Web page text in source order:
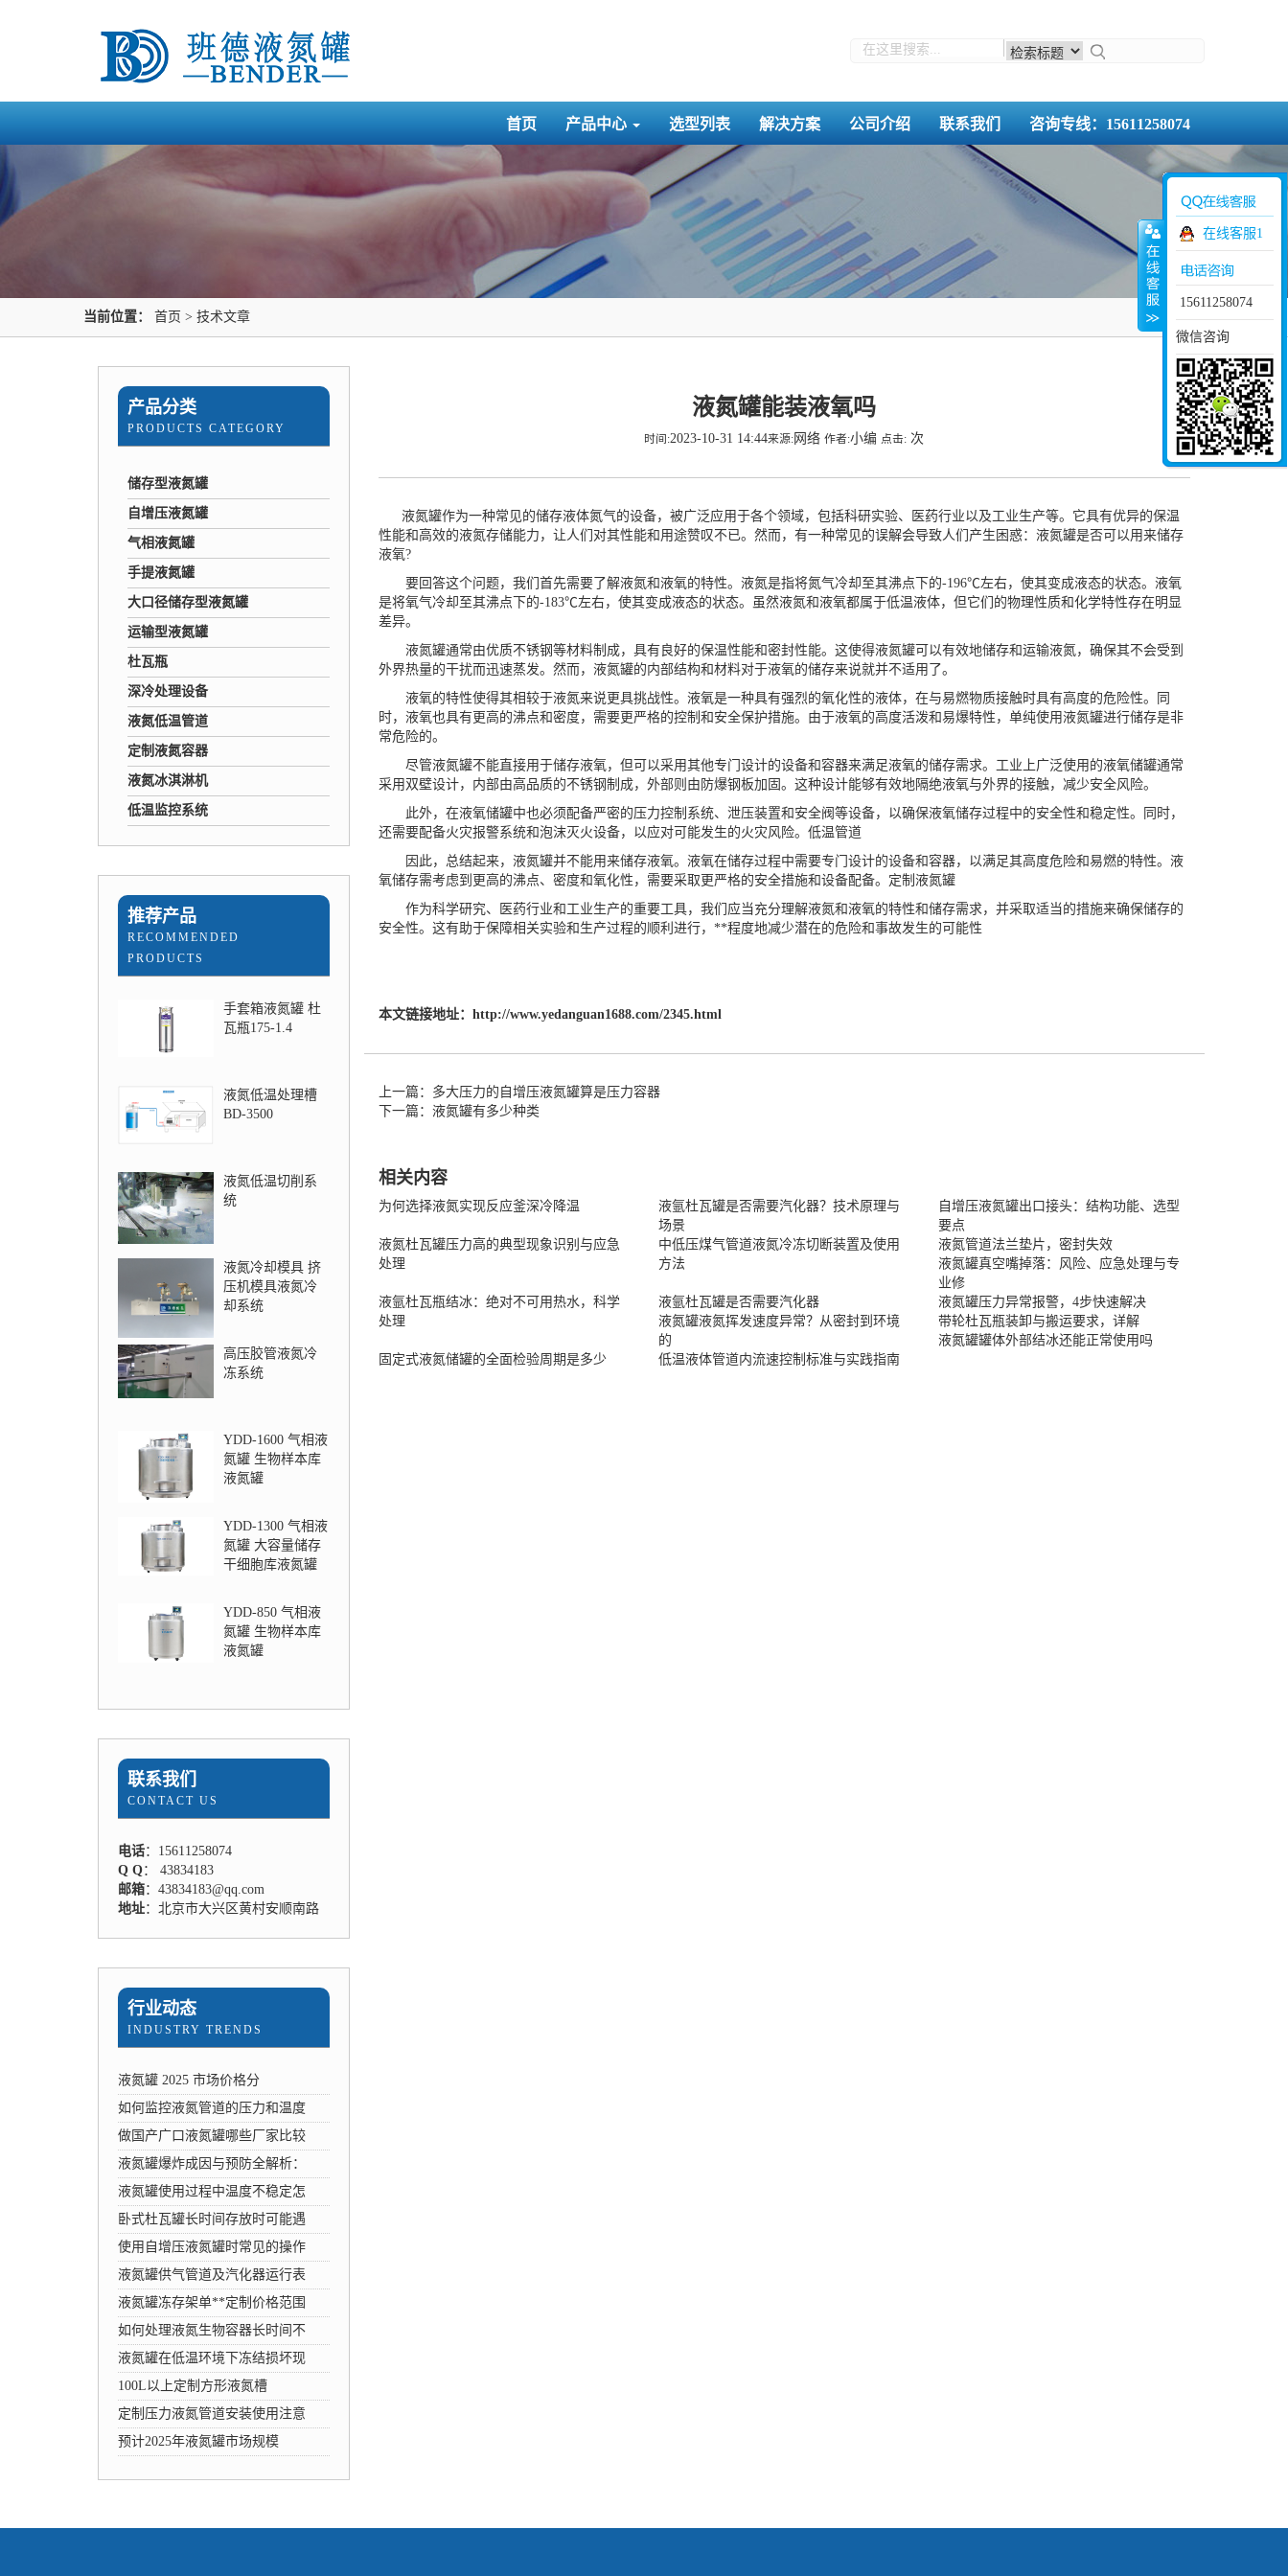
首页 产品中心 选型列表 解决方案 公司介绍 联系我们 咨询专线：15611258074
当前位置： 首页 > 技术文章
产品分类
PRODUCTS CATEGORY
储存型液氮罐
自增压液氮罐
气相液氮罐
手提液氮罐
大口径储存型液氮罐
运输型液氮罐
杜瓦瓶
深冷处理设备
液氮低温管道
定制液氮容器
液氮冰淇淋机
低温监控系统
推荐产品
RECOMMENDED
PRODUCTS
手套箱液氮罐 杜
瓦瓶175-1.4
液氮低温处理槽
BD-3500
液氮低温切削系
统
液氮冷却模具 挤
压机模具液氮冷
却系统
高压胶管液氮冷
冻系统
YDD-1600 气相液
氮罐 生物样本库
液氮罐
YDD-1300 气相液
氮罐 大容量储存
干细胞库液氮罐
YDD-850 气相液
氮罐 生物样本库
液氮罐
联系我们
CONTACT US
电话：15611258074
Q Q： 43834183
邮箱：43834183@qq.com
地址：北京市大兴区黄村安顺南路
行业动态
INDUSTRY TRENDS
液氮罐 2025 市场价格分
如何监控液氮管道的压力和温度
做国产广口液氮罐哪些厂家比较
液氮罐爆炸成因与预防全解析：
液氮罐使用过程中温度不稳定怎
卧式杜瓦罐长时间存放时可能遇
使用自增压液氮罐时常见的操作
液氮罐供气管道及汽化器运行表
液氮罐冻存架单**定制价格范围
如何处理液氮生物容器长时间不
液氮罐在低温环境下冻结损坏现
100L以上定制方形液氮槽
定制压力液氮管道安装使用注意
预计2025年液氮罐市场规模
液氮罐能装液氧吗
时间:2023-10-31 14:44来源:网络作者:小编 点击: 次
液氮罐作为一种常见的储存液体氮气的设备，被广泛应用于各个领域，包括科研实验、医药行业以及工业生产等。它具有优异的保温
性能和高效的液氮存储能力，让人们对其性能和用途赞叹不已。然而，有一种常见的误解会导致人们产生困惑：液氮罐是否可以用来储存
液氧?
要回答这个问题，我们首先需要了解液氮和液氧的特性。液氮是指将氮气冷却至其沸点下的-196℃左右，使其变成液态的状态。液氧
是将氧气冷却至其沸点下的-183℃左右，使其变成液态的状态。虽然液氮和液氧都属于低温液体，但它们的物理性质和化学特性存在明显
差异。
液氮罐通常由优质不锈钢等材料制成，具有良好的保温性能和密封性能。这使得液氮罐可以有效地储存和运输液氮，确保其不会受到
外界热量的干扰而迅速蒸发。然而，液氮罐的内部结构和材料对于液氧的储存来说就并不适用了。
液氧的特性使得其相较于液氮来说更具挑战性。液氧是一种具有强烈的氧化性的液体，在与易燃物质接触时具有高度的危险性。同
时，液氧也具有更高的沸点和密度，需要更严格的控制和安全保护措施。由于液氧的高度活泼和易爆特性，单纯使用液氮罐进行储存是非
常危险的。
尽管液氮罐不能直接用于储存液氧，但可以采用其他专门设计的设备和容器来满足液氧的储存需求。工业上广泛使用的液氧储罐通常
采用双壁设计，内部由高品质的不锈钢制成，外部则由防爆钢板加固。这种设计能够有效地隔绝液氧与外界的接触，减少安全风险。
此外，在液氧储罐中也必须配备严密的压力控制系统、泄压装置和安全阀等设备，以确保液氧储存过程中的安全性和稳定性。同时，
还需要配备火灾报警系统和泡沫灭火设备，以应对可能发生的火灾风险。 低温管道
因此，总结起来，液氮罐并不能用来储存液氧。液氧在储存过程中需要专门设计的设备和容器，以满足其高度危险和易燃的特性。液
氧储存需考虑到更高的沸点、密度和氧化性，需要采取更严格的安全措施和设备配备。 定制液氮罐
作为科学研究、医药行业和工业生产的重要工具，我们应当充分理解液氮和液氧的特性和储存需求，并采取适当的措施来确保储存的
安全性。这有助于保障相关实验和生产过程的顺利进行，**程度地减少潜在的危险和事故发生的可能性
本文链接地址： http://www.yedanguan1688.com/2345.html
上一篇：多大压力的自增压液氮罐算是压力容器
下一篇：液氮罐有多少种类
相关内容
为何选择液氮实现反应釜深冷降温
液氩杜瓦罐是否需要汽化器？技术原理与
场景
自增压液氮罐出口接头：结构功能、选型
要点
液氮杜瓦罐压力高的典型现象识别与应急
处理
中低压煤气管道液氮冷冻切断装置及使用
方法
液氮管道法兰垫片，密封失效
液氮罐真空嘴掉落：风险、应急处理与专
业修
液氩杜瓦瓶结冰：绝对不可用热水，科学
处理
液氩杜瓦罐是否需要汽化器
液氮罐压力异常报警，4步快速解决
液氮罐液氮挥发速度异常？从密封到环境
的
带轮杜瓦瓶装卸与搬运要求，详解
液氮罐罐体外部结冰还能正常使用吗
固定式液氮储罐的全面检验周期是多少
低温液体管道内流速控制标准与实践指南
在线客服1
15611258074
微信咨询